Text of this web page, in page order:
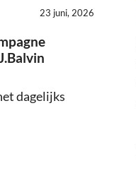
23 juni, 2026
dagelijks